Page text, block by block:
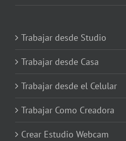
Trabajar desde Studio
Trabajar desde Casa
Trabajar desde el Celular
Trabajar Como Creadora
Crear Estudio Webcam